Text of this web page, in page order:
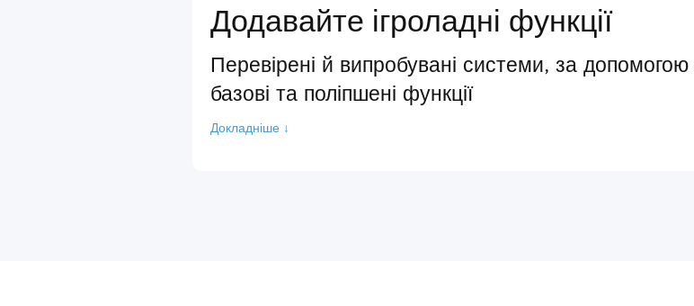
Додавайте ігроладні функції
Перевірені й випробувані системи, за
базові та поліпшені функції
Докладніше ↓